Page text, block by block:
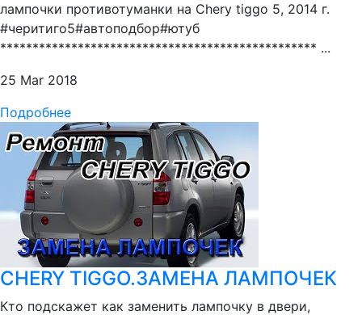
лампочки противотуманки на Chery tiggo 5, 2014 г.
#черитиго5#автоподбор#ютуб
************************************************* ...
25 Mar 2018
Подробнее
CHERY TIGGO.ЗАМЕНА ЛАМПОЧЕК
Кто подскажет как заменить лампочку в двери,